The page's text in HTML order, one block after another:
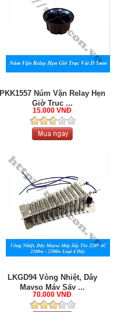
PKK1557 Núm Vặn Relay Hẹn
Giờ Trục ...
15.000 VNĐ
LKGD94 Vòng Nhiệt, Dây
Mayso Máy Sấy ...
70.000 VNĐ